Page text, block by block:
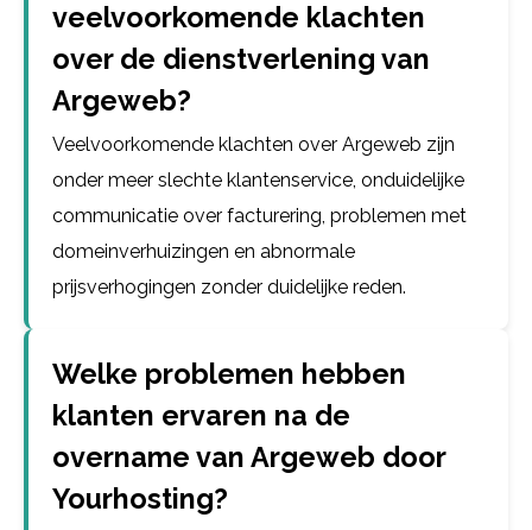
veelvoorkomende klachten
over de dienstverlening van
Argeweb?
Veelvoorkomende klachten over Argeweb zijn
onder meer slechte klantenservice, onduidelijke
communicatie over facturering, problemen met
domeinverhuizingen en abnormale
prijsverhogingen zonder duidelijke reden.
Welke problemen hebben
klanten ervaren na de
overname van Argeweb door
Yourhosting?